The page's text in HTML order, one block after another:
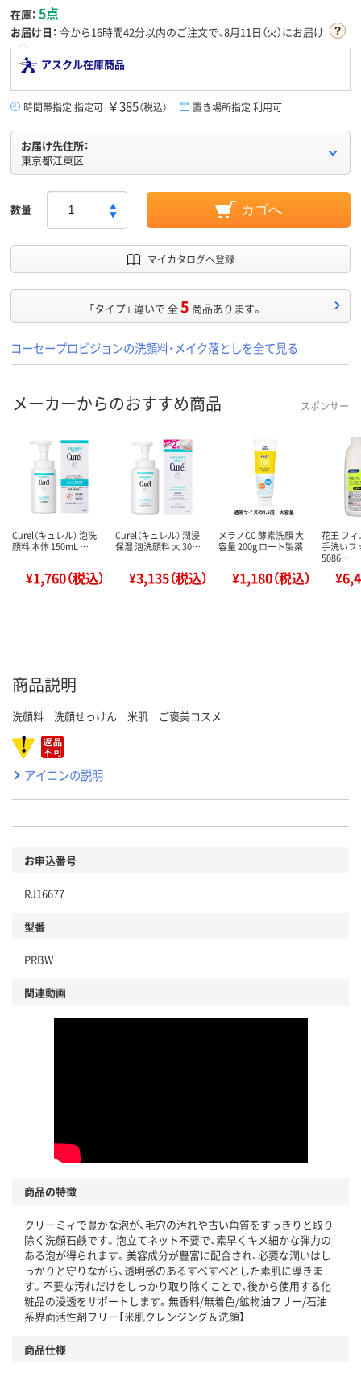
在庫： 5点
お届け日： 今から16時間42分以内のご注文で、8月11日（火）にお届け
アスクル在庫商品
時間帯指定 指定可 ￥385（税込） 置き場所指定 利用可
お届け先住所：
東京都江東区
数量 カゴへ
マイカタログへ登録
「タイプ」 違いで 全5 商品あります。
コーセープロビジョンの洗顔料・メイク落としを全て見る
メーカーからのおすすめ商品 スポンサー
Curel（キュレル） 泡洗
顔料 本体 150mL …
¥1,760（税込）
Curel（キュレル） 潤浸
保湿 泡洗顔料 大 30…
¥3,135（税込）
メラノCC 酵素洗顔 大
容量 200g ロート製薬
¥1,180（税込）
花王 フィ
手洗いフ
5086…
商品説明
洗顔料 洗顔せっけん 米肌 ご褒美コスメ
アイコンの説明
お申込番号
RJ16677
型番
PRBW
関連動画
商品の特徴
クリーミィで豊かな泡が、毛穴の汚れや古い角質をすっきりと取り
除く洗顔石鹸です。泡立てネット不要で、素早くキメ細かな弾力の
ある泡が得られます。美容成分が豊富に配合され、必要な潤いはし
っかりと守りながら、透明感のあるすべすべとした素肌に導きま
す。不要な汚れだけをしっかり取り除くことで、後から使用する化
粧品の浸透をサポートします。無香料/無着色/鉱物油フリー/石油
系界面活性剤フリー【米肌クレンジング＆洗顔】
商品仕様